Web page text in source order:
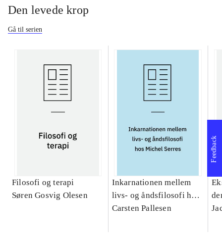
Den levede krop
Gå til serien
Filosofi og terapi
Søren Gosvig Olesen
Inkarnationen mellem
livs- og åndsfilosofi hos
Michel Serres : et
Carsten Pallesen
Feedback